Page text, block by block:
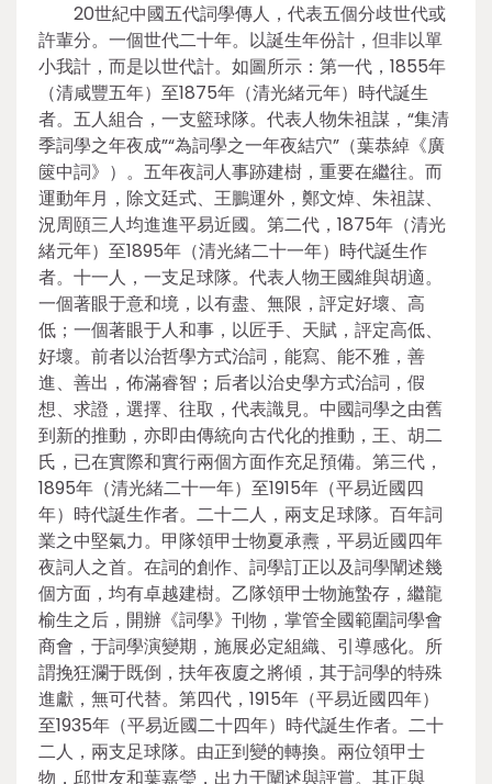
20世紀中國五代詞學傳人，代表五個分歧世代或
許輩分。一個世代二十年。以誕生年份計，但非以單
小我計，而是以世代計。如圖所示：第一代，1855年
（清咸豐五年）至1875年（清光緒元年）時代誕生
者。五人組合，一支籃球隊。代表人物朱祖謀，“集清
季詞學之年夜成”“為詞學之一年夜結穴”（葉恭綽《廣
篋中詞》）。五年夜詞人事跡建樹，重要在繼往。而
運動年月，除文廷式、王鵬運外，鄭文焯、朱祖謀、
況周頤三人均進進平易近國。第二代，1875年（清光
緒元年）至1895年（清光緒二十一年）時代誕生作
者。十一人，一支足球隊。代表人物王國維與胡適。
一個著眼于意和境，以有盡、無限，評定好壞、高
低；一個著眼于人和事，以匠手、天賦，評定高低、
好壞。前者以治哲學方式治詞，能寫、能不雅，善
進、善出，佈滿睿智；后者以治史學方式治詞，假
想、求證，選擇、往取，代表識見。中國詞學之由舊
到新的推動，亦即由傳統向古代化的推動，王、胡二
氏，已在實際和實行兩個方面作充足預備。第三代，
1895年（清光緒二十一年）至1915年（平易近國四
年）時代誕生作者。二十二人，兩支足球隊。百年詞
業之中堅氣力。甲隊領甲士物夏承燾，平易近國四年
夜詞人之首。在詞的創作、詞學訂正以及詞學闡述幾
個方面，均有卓越建樹。乙隊領甲士物施蟄存，繼龍
榆生之后，開辦《詞學》刊物，掌管全國範圍詞學會
商會，于詞學演變期，施展必定組織、引導感化。所
謂挽狂瀾于既倒，扶年夜廈之將傾，其于詞學的特殊
進獻，無可代替。第四代，1915年（平易近國四年）
至1935年（平易近國二十四年）時代誕生作者。二十
二人，兩支足球隊。由正到變的轉換。兩位領甲士
物，邱世友和葉嘉瑩，出力于闡述與評賞。其正與